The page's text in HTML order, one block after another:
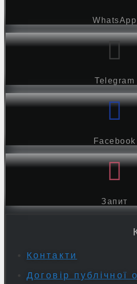
WhatsApp
Telegram
Facebook
Запит
Контакти
Договір публічної